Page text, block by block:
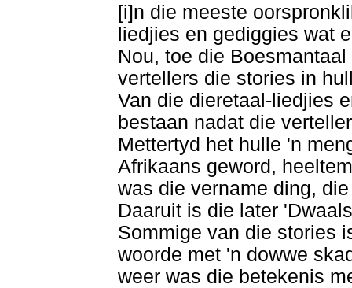
[i]n die meeste
liedjies en gediggies wat
Nou, toe die
vertellers die stories in
Van die dieretaal-liedjies
bestaan nadat die
Mettertyd het hulle 'n
Afrikaans geword,
was die vername ding,
Daaruit is die later
Sommige van die stories
woorde met 'n dowwe
weer was die betekenis